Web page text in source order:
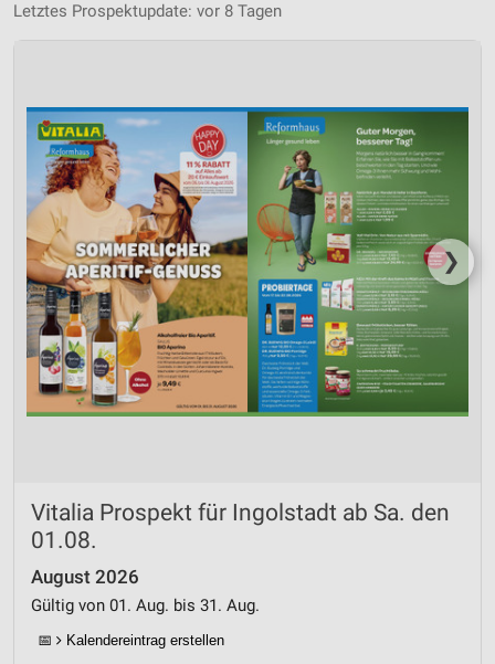
Letztes Prospektupdate: vor 8 Tagen
❯
Vitalia Prospekt für Ingolstadt ab Sa. den
01.08.
August 2026
Gültig von 01. Aug. bis 31. Aug.
📅 Kalendereintrag erstellen